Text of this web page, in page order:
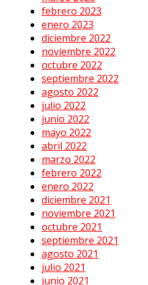
febrero 2023
enero 2023
diciembre 2022
noviembre 2022
octubre 2022
septiembre 2022
agosto 2022
julio 2022
junio 2022
mayo 2022
abril 2022
marzo 2022
febrero 2022
enero 2022
diciembre 2021
noviembre 2021
octubre 2021
septiembre 2021
agosto 2021
julio 2021
junio 2021